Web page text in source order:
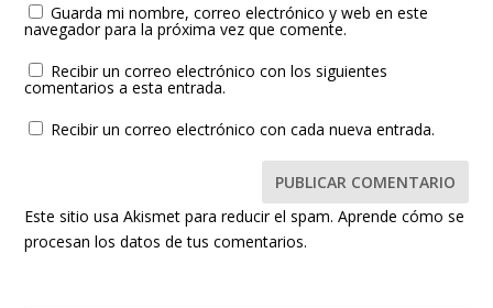
Guarda mi nombre, correo electrónico y web en este
navegador para la próxima vez que comente.
Recibir un correo electrónico con los siguientes
comentarios a esta entrada.
Recibir un correo electrónico con cada nueva entrada.
Este sitio usa Akismet para reducir el spam.Aprende cómo se
procesan los datos de tus comentarios.